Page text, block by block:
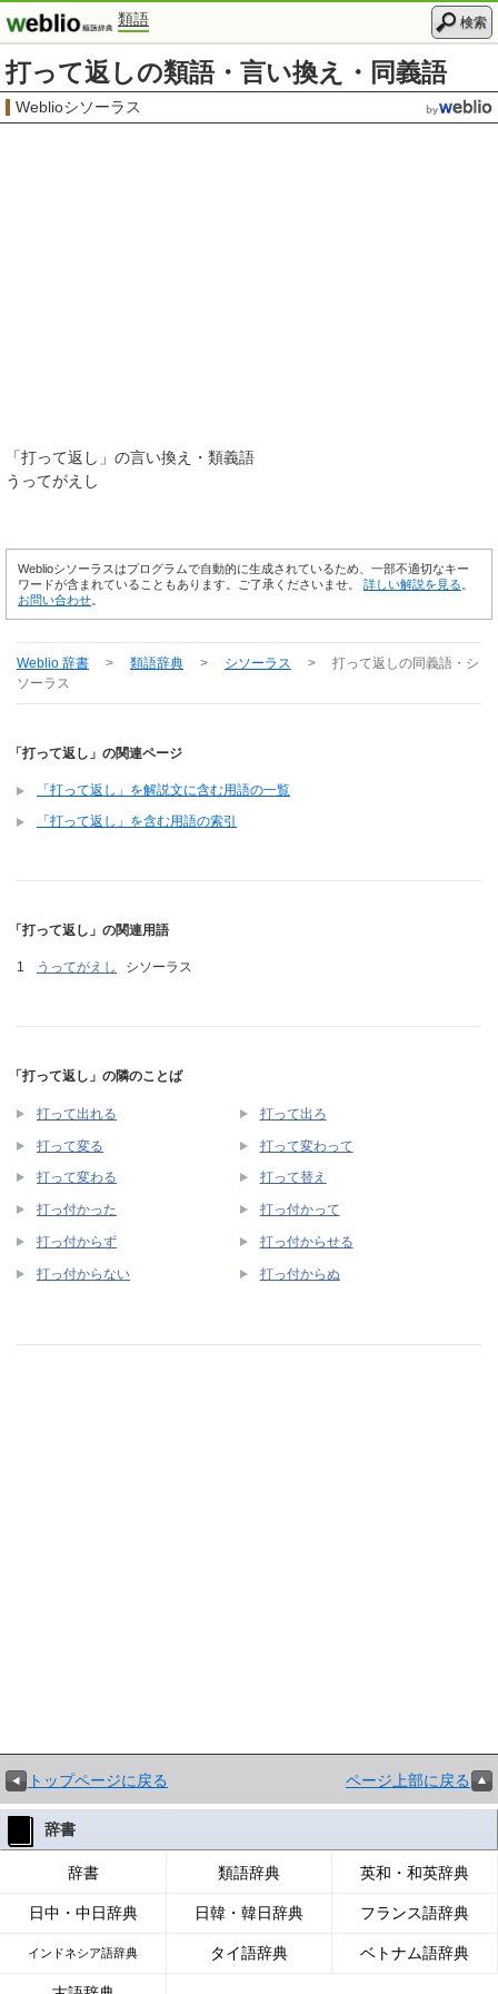
類語 検索
打って返しの類語・言い換え・同義語
Weblioシソーラス
「打って返し 」の言い換え・類義語
うってがえし
Weblioシソーラスはプログラムで自動的に生成されているため、一部不適切なキー
ワードが含まれていることもあります。ご了承くださいませ。 詳しい解説を見る
お問い合わせ
Weblio 辞書 > 類語辞典 > シソーラス > 打って返しの同義語・シ
ソーラス
「打って返し」の関連ページ
「打って返し」を解説文に含む用語の一覧
「打って返し」を含む用語の索引
「打って返し」の関連用語
うってがえし シソーラス
「打って返し」の隣のことば
打って出れる 打って出ろ
打って変る 打って変わって
打って変わる 打って替え
打っ付かった 打っ付かって
打っ付からず 打っ付からせる
打っ付からない 打っ付からぬ
トップページに戻る ページ上部に戻る
辞書
辞書 類語辞典 英和・和英辞典
日中・中日辞典 日韓・韓日辞典 フランス語辞典
インドネシア語辞典 タイ語辞典 ベトナム語辞典